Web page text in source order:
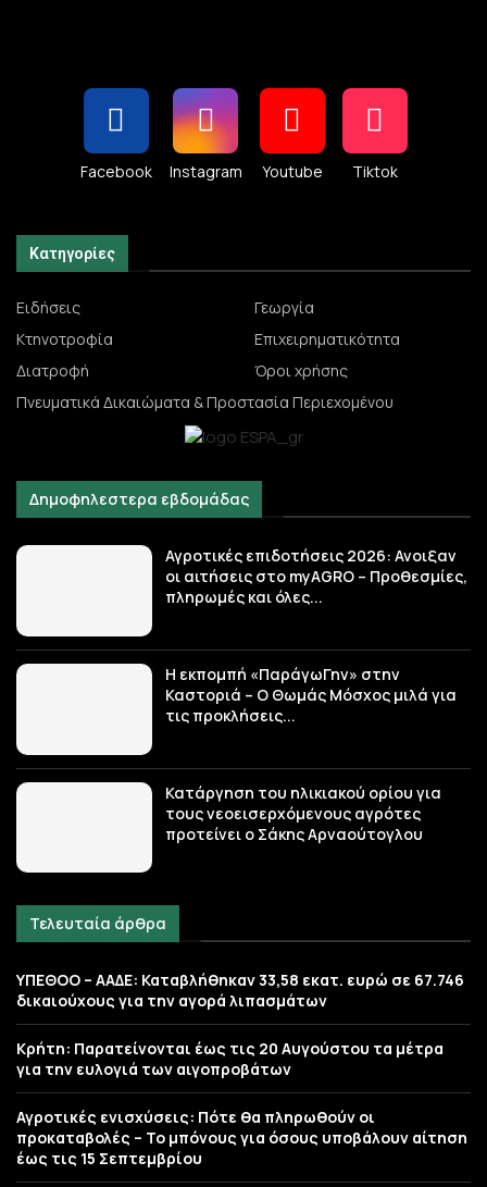
Facebook Instagram Youtube Tiktok
Κατηγορίες
Ειδήσεις
Γεωργία
Κτηνοτροφία
Επιχειρηματικότητα
Διατροφή
Όροι χρήσης
Πνευματικά Δικαιώματα & Προστασία Περιεχομένου
Δημοφηλεστερα εβδομάδας
Αγροτικές επιδοτήσεις 2026: Ανοιξαν
οι αιτήσεις στο myAGRO – Προθεσμίες,
πληρωμές και όλες...
Η εκπομπή «ΠαράγωΓην» στην
Καστοριά – Ο Θωμάς Μόσχος μιλά για
τις προκλήσεις...
Κατάργηση του ηλικιακού ορίου για
τους νεοεισερχόμενους αγρότες
προτείνει ο Σάκης Αρναούτογλου
Τελευταία άρθρα
ΥΠΕΘΟΟ – ΑΑΔΕ: Καταβλήθηκαν 33,58 εκατ. ευρώ σε 67.746
δικαιούχους για την αγορά λιπασμάτων
Κρήτη: Παρατείνονται έως τις 20 Αυγούστου τα μέτρα
για την ευλογιά των αιγοπροβάτων
Αγροτικές ενισχύσεις: Πότε θα πληρωθούν οι
προκαταβολές – Το μπόνους για όσους υποβάλουν αίτηση
έως τις 15 Σεπτεμβρίου